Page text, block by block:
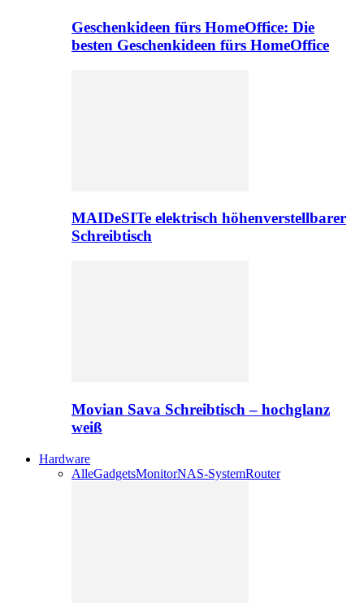
Geschenkideen fürs HomeOffice: Die
besten Geschenkideen fürs HomeOffice
MAIDeSITe elektrisch höhenverstellbarer
Schreibtisch
Movian Sava Schreibtisch – hochglanz
weiß
Hardware
AlleGadgetsMonitorNAS-SystemRouter